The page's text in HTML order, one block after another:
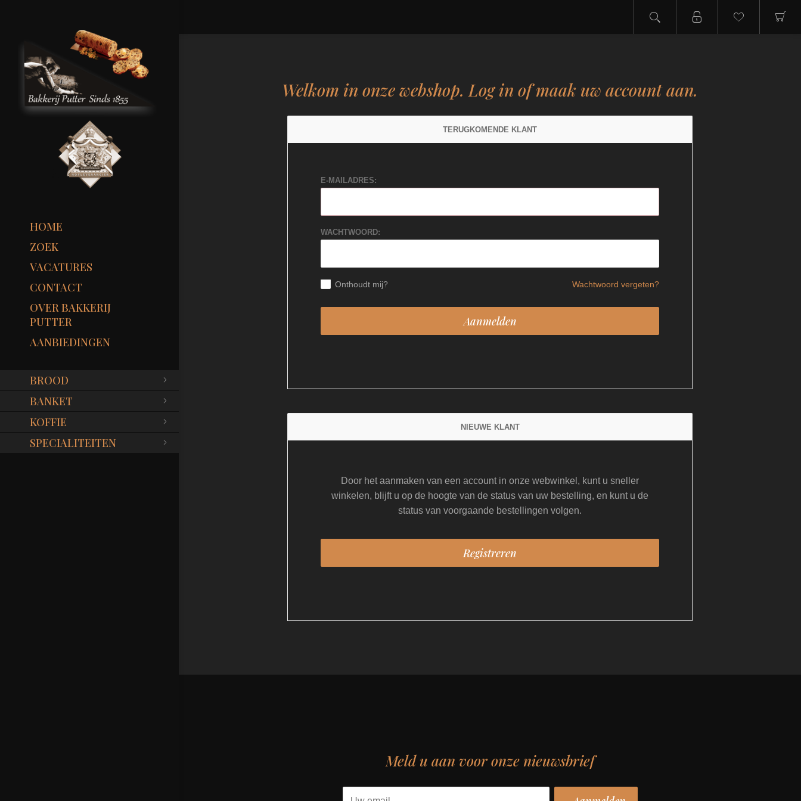
HOME
ZOEK
VACATURES
CONTACT
OVER BAKKERIJ
PUTTER
AANBIEDINGEN
BROOD
BANKET
KOFFIE
SPECIALITEITEN
Welkom in onze webshop. Log in of maak uw account aan.
TERUGKOMENDE KLANT
E-MAILADRES:
WACHTWOORD:
Onthoudt mij? Wachtwoord vergeten?
NIEUWE KLANT
Door het aanmaken van een account in onze webwinkel, kunt u sneller
winkelen, blijft u op de hoogte van de status van uw bestelling, en kunt u de
status van voorgaande bestellingen volgen.
Meld u aan voor onze nieuwsbrief